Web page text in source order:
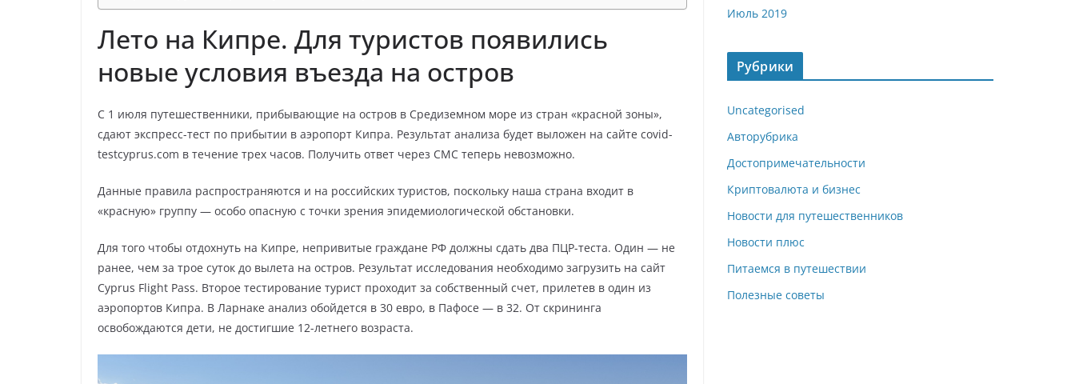
Лето на Кипре. Для туристов появились
новые условия въезда на остров
С 1 июля путешественники, прибывающие на остров в Средиземном море из стран «красной зоны»,
сдают экспресс-тест по прибытии в аэропорт Кипра. Результат анализа будет выложен на сайте covid-
testcyprus.com в течение трех часов. Получить ответ через СМС теперь невозможно.
Данные правила распространяются и на российских туристов, поскольку наша страна входит в
«красную» группу — особо опасную с точки зрения эпидемиологической обстановки.
Для того чтобы отдохнуть на Кипре, непривитые граждане РФ должны сдать два ПЦР-теста. Один — не
ранее, чем за трое суток до вылета на остров. Результат исследования необходимо загрузить на сайт
Cyprus Flight Pass. Второе тестирование турист проходит за собственный счет, прилетев в один из
аэропортов Кипра. В Ларнаке анализ обойдется в 30 евро, в Пафосе — в 32. От скрининга
освобождаются дети, не достигшие 12-летнего возраста.
Июль 2019
Рубрики
Uncategorised
Авторубрика
Достопримечательности
Криптовалюта и бизнес
Новости для путешественников
Новости плюс
Питаемся в путешествии
Полезные советы